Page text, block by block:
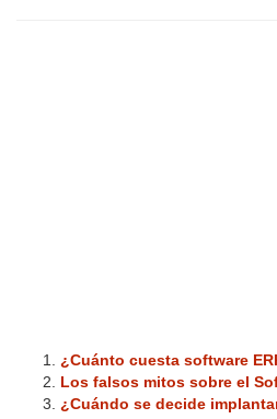
¿Cuánto cuesta software
Los falsos mitos sobre el
¿Cuándo se decide